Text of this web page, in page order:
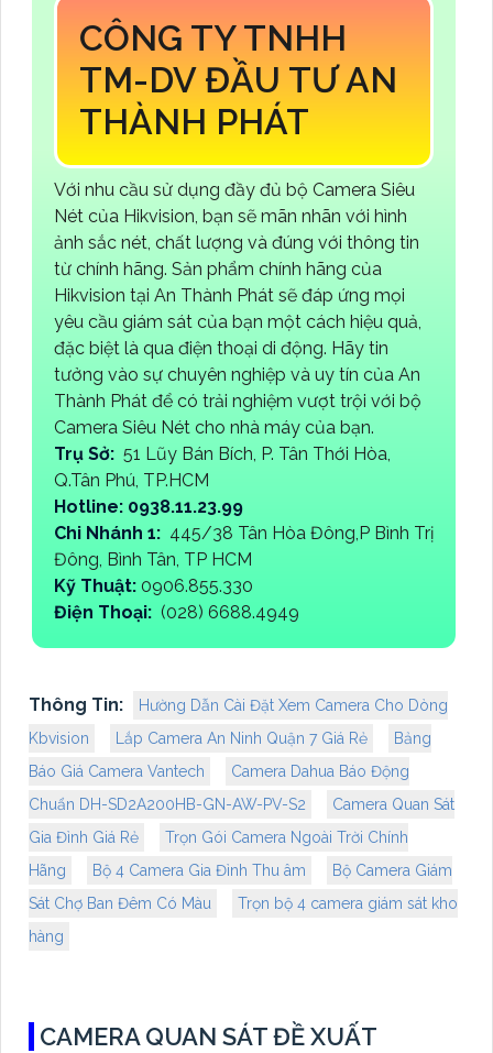
CÔNG TY TNHH
TM-DV ĐẦU TƯ AN
THÀNH PHÁT
Với nhu cầu sử dụng đầy đủ bộ Camera Siêu
Nét của Hikvision, bạn sẽ mãn nhãn với hình
ảnh sắc nét, chất lượng và đúng với thông tin
từ chính hãng. Sản phẩm chính hãng của
Hikvision tại An Thành Phát sẽ đáp ứng mọi
yêu cầu giám sát của bạn một cách hiệu quả,
đặc biệt là qua điện thoại di động. Hãy tin
tưởng vào sự chuyên nghiệp và uy tín của An
Thành Phát để có trải nghiệm vượt trội với bộ
Camera Siêu Nét cho nhà máy của bạn.
Trụ Sở: 51 Lũy Bán Bích, P. Tân Thới Hòa,
Q.Tân Phú, TP.HCM
Hotline: 0938.11.23.99
Chi Nhánh 1: 445/38 Tân Hòa Đông,P Bình Trị
Đông, Bình Tân, TP HCM
Kỹ Thuật: 0906.855.330
Điện Thoại: (028) 6688.4949
Thông Tin:
Hường Dẫn Cài Đặt Xem Camera Cho Dòng
Kbvision
Lắp Camera An Ninh Quận 7 Giá Rẻ
Bảng
Báo Giá Camera Vantech
Camera Dahua Báo Động
Chuẩn DH-SD2A200HB-GN-AW-PV-S2
Camera Quan Sát
Gia Đình Giá Rẻ
Trọn Gói Camera Ngoài Trời Chính
Hãng
Bộ 4 Camera Gia Đình Thu âm
Bộ Camera Giám
Sát Chợ Ban Đêm Có Màu
Trọn bộ 4 camera giám sát kho
hàng
CAMERA QUAN SÁT ĐỀ XUẤT